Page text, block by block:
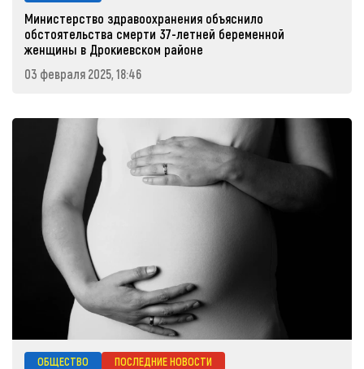
Министерство здравоохранения объяснило
обстоятельства смерти 37-летней беременной
женщины в Дрокиевском районе
03 февраля 2025, 18:46
ОБЩЕСТВО ПОСЛЕДНИЕ НОВОСТИ